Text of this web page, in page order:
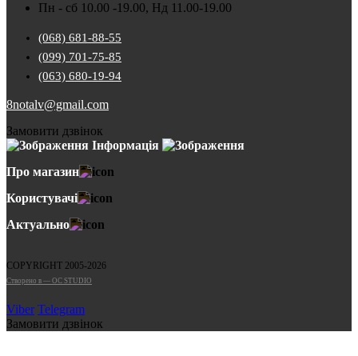
Пн - сб 10.00 -19.00, Нд 11.00-19.00
(068) 681-88-55
(099) 701-75-85
(063) 680-19-94
8notalv@gmail.com
Замовити дзвінок
Інформація
Про магазин
Користувачі
Актуально
COPYRIGHT 2005-2026
Cтворено в — OC STUDIO
Viber Telegram
Замовити дзвінок